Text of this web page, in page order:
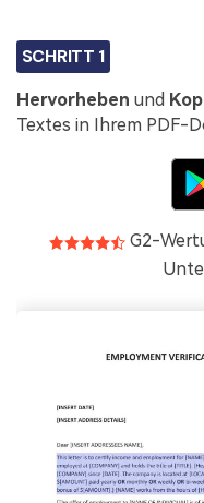
SCHRITT 1
Hervorheben und
Textes in Ihrem PDF-
G2-